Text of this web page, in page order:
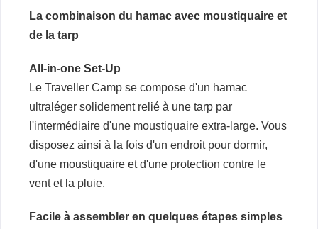
La combinaison du hamac avec moustiquaire et
de la tarp
All-in-one Set-Up
Le Traveller Camp se compose d'un hamac
ultraléger solidement relié à une tarp par
l'intermédiaire d'une moustiquaire extra-large. Vous
disposez ainsi à la fois d'un endroit pour dormir,
d'une moustiquaire et d'une protection contre le
vent et la pluie.
Facile à assembler en quelques étapes simples